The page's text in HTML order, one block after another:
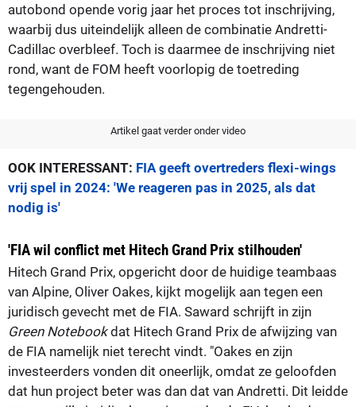
autobond opende vorig jaar het proces tot inschrijving,
waarbij dus uiteindelijk alleen de combinatie Andretti-
Cadillac overbleef. Toch is daarmee de inschrijving niet
rond, want de FOM heeft voorlopig de toetreding
tegengehouden.
Artikel gaat verder onder video
OOK INTERESSANT: FIA geeft overtreders flexi-wings
vrij spel in 2024: 'We reageren pas in 2025, als dat
nodig is'
'FIA wil conflict met Hitech Grand Prix stilhouden'
Hitech Grand Prix, opgericht door de huidige teambaas
van Alpine, Oliver Oakes, kijkt mogelijk aan tegen een
juridisch gevecht met de FIA. Saward schrijft in zijn
Green Notebookdat Hitech Grand Prix de afwijzing van
de FIA namelijk niet terecht vindt. "Oakes en zijn
investeerders vonden dit oneerlijk, omdat ze geloofden
dat hun project beter was dan dat van Andretti. Dit leidde